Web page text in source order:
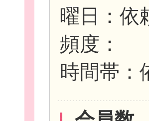
曜日：依
頻度：
時間帯：